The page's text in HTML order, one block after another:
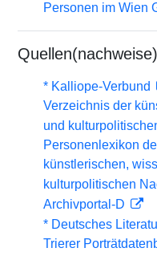
Personen im Wien
Quellen(nachweise)
* Kalliope-Verbund
Verzeichnis der
und
Personenlexikon
künstlerischen,
kulturpolitischen
Archivportal-D
* Deutsches
Trierer